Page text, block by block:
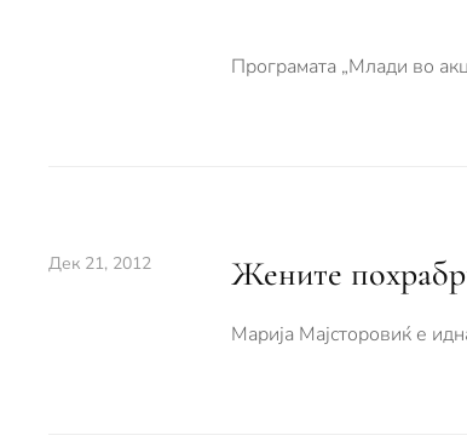
Програмата „Млади во
Дек 21, 2012 Жените
Марија Мајсторовиќ е